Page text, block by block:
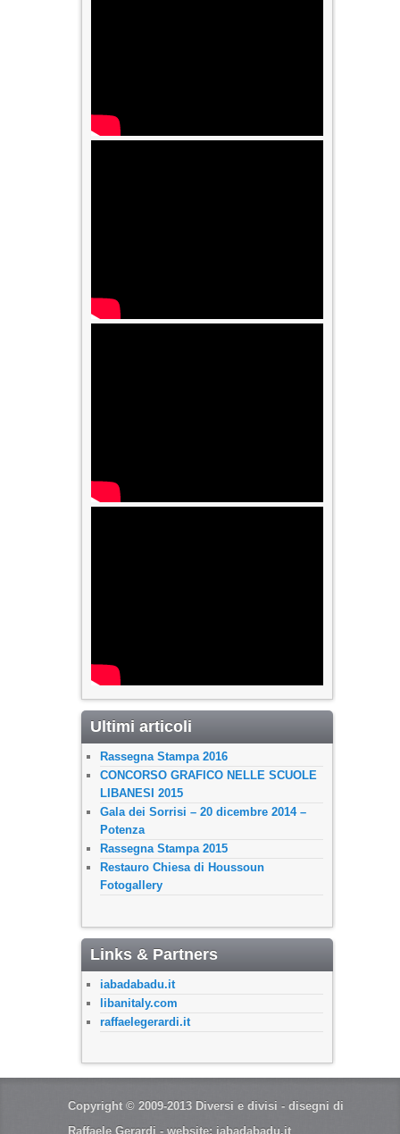
Ultimi articoli
Rassegna Stampa 2016
CONCORSO GRAFICO NELLE SCUOLE
LIBANESI 2015
Gala dei Sorrisi – 20 dicembre 2014 –
Potenza
Rassegna Stampa 2015
Restauro Chiesa di Houssoun
Fotogallery
Links & Partners
iabadabadu.it
libanitaly.com
raffaelegerardi.it
Copyright © 2009-2013 Diversi e divisi - disegni di
Raffaele Gerardi - website: iabadabadu.it